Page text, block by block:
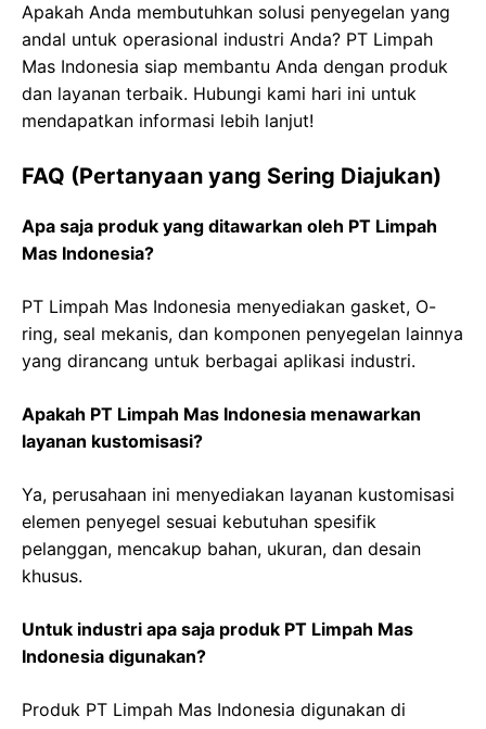
Apakah Anda membutuhkan solusi penyegelan yang
andal untuk operasional industri Anda? PT Limpah
Mas Indonesia siap membantu Anda dengan produk
dan layanan terbaik. Hubungi kami hari ini untuk
mendapatkan informasi lebih lanjut!
FAQ (Pertanyaan yang Sering Diajukan)
Apa saja produk yang ditawarkan oleh PT Limpah
Mas Indonesia?
PT Limpah Mas Indonesia menyediakan gasket, O-
ring, seal mekanis, dan komponen penyegelan lainnya
yang dirancang untuk berbagai aplikasi industri.
Apakah PT Limpah Mas Indonesia menawarkan
layanan kustomisasi?
Ya, perusahaan ini menyediakan layanan kustomisasi
elemen penyegel sesuai kebutuhan spesifik
pelanggan, mencakup bahan, ukuran, dan desain
khusus.
Untuk industri apa saja produk PT Limpah Mas
Indonesia digunakan?
Produk PT Limpah Mas Indonesia digunakan di